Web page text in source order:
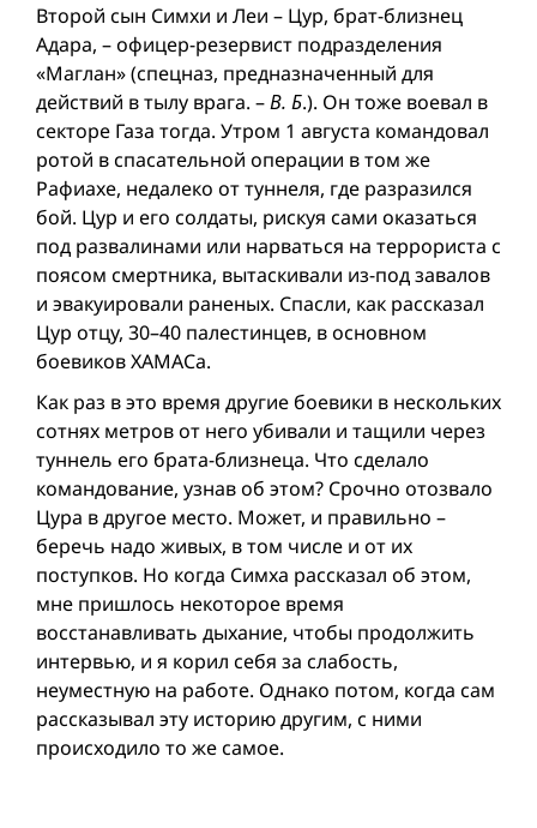
Второй сын Симхи и Леи – Цур, брат-близнец
Адара, – офицер-резервист подразделения
«Маглан» (спецназ, предназначенный для
действий в тылу врага. –В. Б.). Он тоже воевал в
секторе Газа тогда. Утром 1 августа командовал
ротой в спасательной операции в том же
Рафиахе, недалеко от туннеля, где разразился
бой. Цур и его солдаты, рискуя сами оказаться
под развалинами или нарваться на террориста с
поясом смертника, вытаскивали из-под завалов
и эвакуировали раненых. Спасли, как рассказал
Цур отцу, 30–40 палестинцев, в основном
боевиков ХАМАСа.
Как раз в это время другие боевики в нескольких
сотнях метров от него убивали и тащили через
туннель его брата-близнеца. Что сделало
командование, узнав об этом? Срочно отозвало
Цура в другое место. Может, и правильно –
беречь надо живых, в том числе и от их
поступков. Но когда Симха рассказал об этом,
мне пришлось некоторое время
восстанавливать дыхание, чтобы продолжить
интервью, и я корил себя за слабость,
неуместную на работе. Однако потом, когда сам
рассказывал эту историю другим, с ними
происходило то же самое.